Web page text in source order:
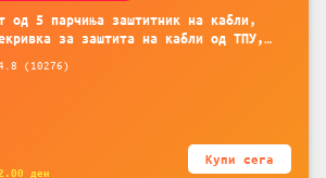
од 5 парчиња заштитник на кабли,
за заштита на кабли од ТПУ,
за заштита на кабли, без
за мобилни телефони, комплет
( 10276)
ден
Купи сега